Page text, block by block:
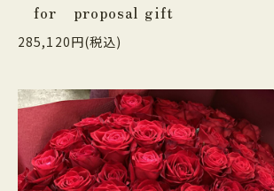
for proposal gift
285,120円(税込)